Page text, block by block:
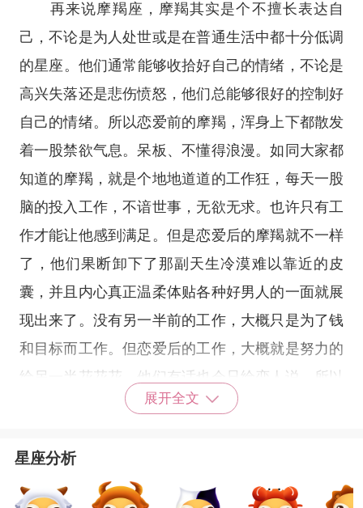
再来说摩羯座 ，摩羯其实是个不擅长表达自
己，不论是为人处世或是在普通生活中都十分低调
的星座。他们通常能够收拾好自己的情绪，不论是
高兴失落还是悲伤愤怒，他们总能够很好的控制好
自己的情绪。所以恋爱前的摩羯，浑身上下都散发
着一股禁欲气息。呆板、不懂得浪漫。如同大家都
知道的摩羯，就是个地地道道的工作狂，每天一股
脑的投入工作，不谙世事，无欲无求。也许只有工
作才能让他感到满足。但是恋爱后的摩羯就不一样
了，他们果断卸下了那副天生冷漠难以靠近的皮
囊，并且内心真正温柔体贴各种好男人的一面就展
现出来了。没有另一半前的工作，大概只是为了钱
和目标而工作。但恋爱后的工作，大概就是努力的
给另一半花花花。他们有话也会只给恋人说，所以
别人看不到的摩羯冷淡并不代表他们不幸福，指不
狮子座
狮子座
为人光明磊落，豪爽讲信用。单身时，
展开全文
星座分析